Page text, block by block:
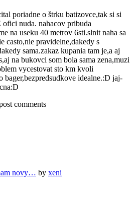
poriadne o štrku batizovce,tak si si
nuda. nahacov pribuda
na useku 40 metrov 6sti.slnit naha sa
casto,nie pravidelne,dakedy s
sama.zakaz kupania tam je,a aj
na bukovci som bola sama zena,muzi
vycestovat sto km kvoli
bager,bezpredsudkove idealne.:D jaj-
comments
novy… by xeni